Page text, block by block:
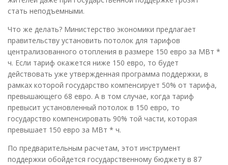
стать неподъемными.
Что же делать? Министерство экономики предлагает
правительству установить потолок для тарифов
централизованного отопления в размере 150 евро за МВт *
ч. Если тариф окажется ниже 150 евро, то будет
действовать уже утвержденная программа поддержки, в
рамках которой государство компенсирует 50% от тарифа,
превышающего 68 евро. А в том случае, когда тариф
превысит установленный потолок в 150 евро, то
государство компенсировать 90% той части, которая
превышает 150 евро за МВт * ч.
По предварительным расчетам, этот инструмент
поддержки обойдется государственному бюджету в 87